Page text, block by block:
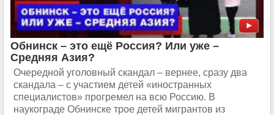
Обнинск – это ещё Россия? Или уже –
Средняя Азия?
Очередной уголовный скандал – вернее, сразу два
скандала – с участием детей «иностранных
специалистов» прогремел на всю Россию. В
наукограде Обнинске трое детей мигрантов из